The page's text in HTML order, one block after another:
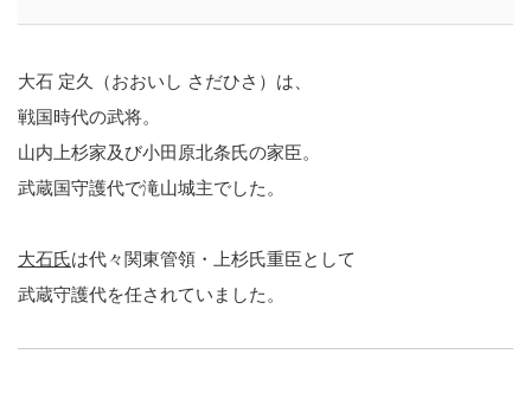
大石 定久（おおいし さだひさ）は、
戦国時代の武将。
山内上杉家及び小田原北条氏の家臣。
武蔵国守護代で滝山城主でした。
大石氏は代々関東管領・上杉氏重臣として
武蔵守護代を任されていました。